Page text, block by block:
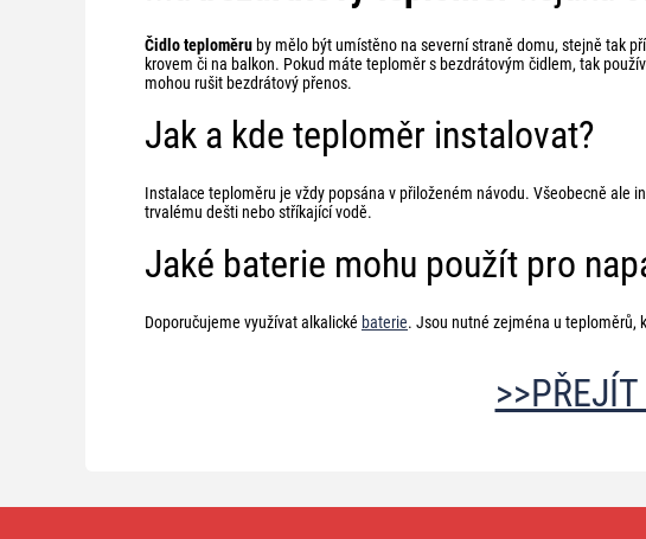
Čidlo teploměru by mělo být umístěno na severní straně domu, stejně tak
krovem či na balkon. Pokud máte teploměr s bezdrátovým čidlem, tak
mohou rušit bezdrátový přenos.
Jak a kde teploměr instalovat?
Instalace teploměru je vždy popsána v přiloženém návodu. Všeobecně ale
trvalému dešti nebo stříkající vodě.
Jaké baterie mohu použít pro
Doporučujeme využívat alkalické baterie. Jsou nutné zejména u teploměrů,
>>PŘEJÍT